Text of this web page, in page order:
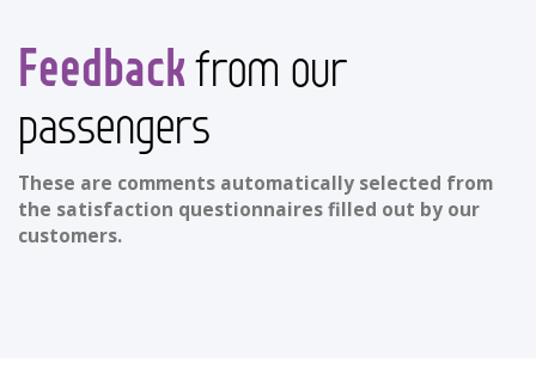
Feedbackfrom our
passengers
These are comments automatically selected from
the satisfaction questionnaires filled out by our
customers.